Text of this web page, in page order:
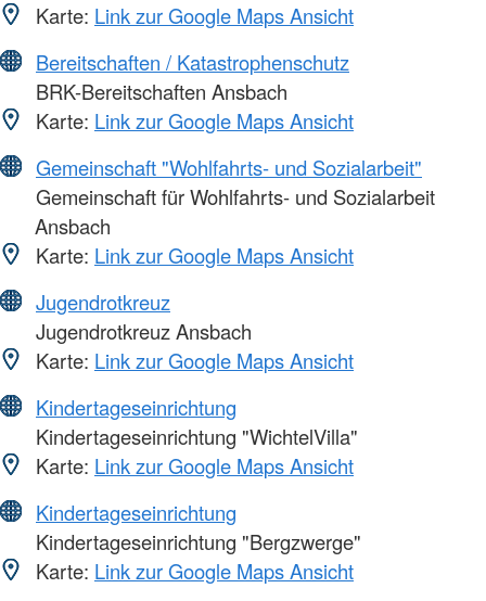
Karte: Link zur Google Maps Ansicht
Bereitschaften / Katastrophenschutz
BRK-Bereitschaften Ansbach
Karte: Link zur Google Maps Ansicht
Gemeinschaft "Wohlfahrts- und Sozialarbeit"
Gemeinschaft für Wohlfahrts- und Sozialarbeit
Ansbach
Karte: Link zur Google Maps Ansicht
Jugendrotkreuz
Jugendrotkreuz Ansbach
Karte: Link zur Google Maps Ansicht
Kindertageseinrichtung
Kindertageseinrichtung "WichtelVilla"
Karte: Link zur Google Maps Ansicht
Kindertageseinrichtung
Kindertageseinrichtung "Bergzwerge"
Karte: Link zur Google Maps Ansicht